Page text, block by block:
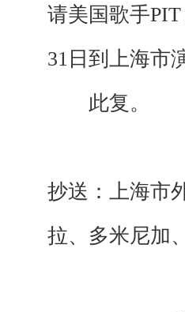
请美国歌手
31日到上海市
此复。
抄送：上海市
拉、多米尼加